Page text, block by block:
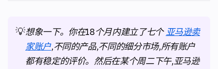
💡想象一下。你在18个月内建立了七个 亚马逊卖
家账户,不同的产品,不同的细分市场,所有账户
都有稳定的评价。然后在某个周二下午,亚马逊